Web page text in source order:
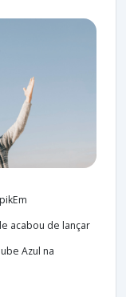
acabou de lançar
Azul na